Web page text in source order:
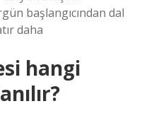
başlangıcından dal
daha
hangi